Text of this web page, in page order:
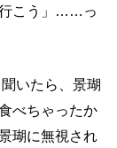
行こう」……っ
いたら、景瑚
べちゃったか
瑚に無視され